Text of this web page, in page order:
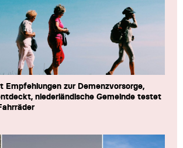
Empfehlungen zur Demenzvorsorge,
niederländische Gemeinde testet